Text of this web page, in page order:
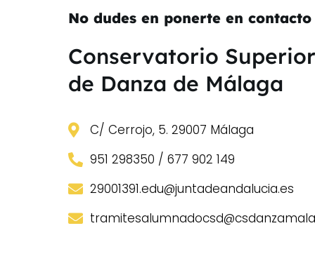
No dudes en ponerte en contacto
Conservatorio Superior
de Danza de Málaga
C/ Cerrojo, 5. 29007 Málaga
951 298350 / 677 902 149
29001391.edu@juntadeandalucia.es